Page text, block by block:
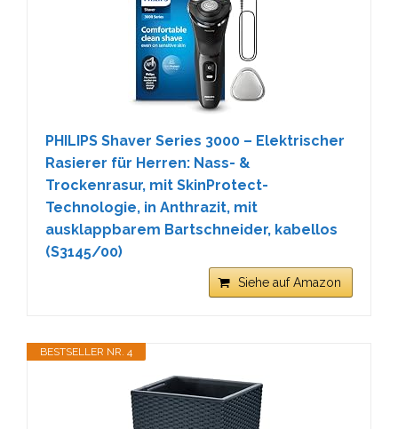
PHILIPS Shaver Series 3000 – Elektrischer
Rasierer für Herren: Nass- &
Trockenrasur, mit SkinProtect-
Technologie, in Anthrazit, mit
ausklappbarem Bartschneider, kabellos
(S3145/00)
Siehe auf Amazon
BESTSELLER NR. 4